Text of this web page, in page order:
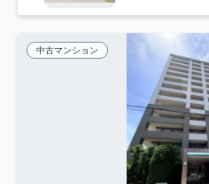
中古マンション